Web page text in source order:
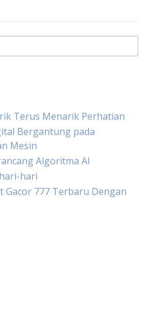
Terus Menarik Perhatian
Bergantung pada
Mesin
Algoritma AI
hari
Gacor 777 Terbaru Dengan